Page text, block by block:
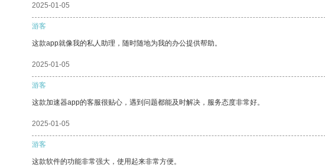
2025-01-05
游客
这款app就像我的私人助理，随时随地为我的办公提供帮助。
2025-01-05
游客
这款加速器app的客服很贴心，遇到问题都能及时解决，服务态度非常好。
2025-01-05
游客
这款软件的功能非常强大，使用起来非常方便。